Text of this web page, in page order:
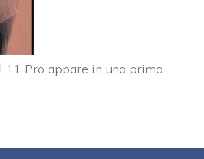
11 Pro appare in una prima